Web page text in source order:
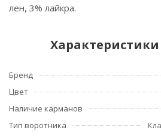
лен, 3% лайкра.
Характеристики
Бренд
Цвет
Наличие карманов
Тип воротника